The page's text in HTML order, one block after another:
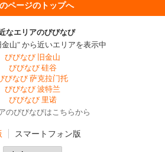
ページのトップへ
なエリアのびびなび
山" から近いエリアを表示中
びびなび 旧金山
びびなび 硅谷
びなび 萨克拉门托
びびなび 波特兰
びびなび 里诺
のびびなびはこちらから
スマートフォン版